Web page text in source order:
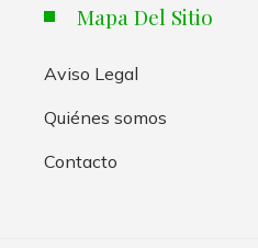
Mapa Del Sitio
Aviso Legal
Quiénes somos
Contacto